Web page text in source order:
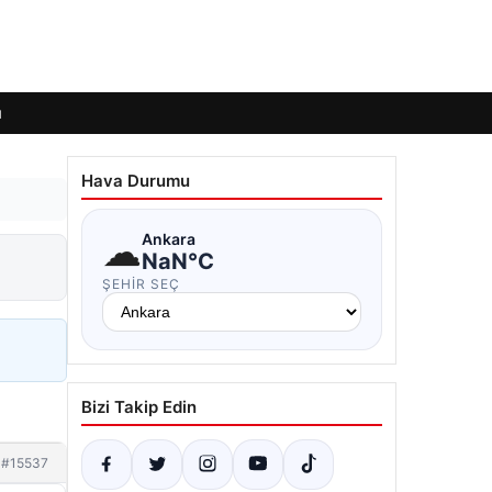
#15537
Hava Durumu
☁Ankara
NaN°C
ŞEHIR SEÇ
Bizi Takip Edin